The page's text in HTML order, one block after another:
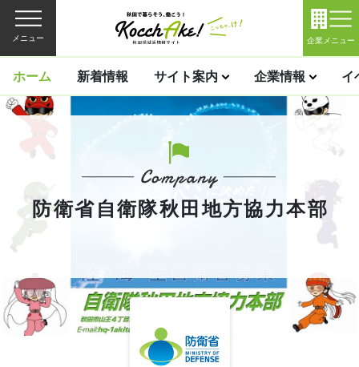
メニュー 企業メニュー
ホーム 新着情報 サイト案内 企業情報 イ
防衛省自衛隊秋田地方協力本部